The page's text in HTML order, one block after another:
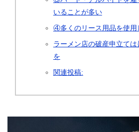
いることが多い
④多くのリース用品を使用
ラーメン店の破産申立て
を
関連投稿: